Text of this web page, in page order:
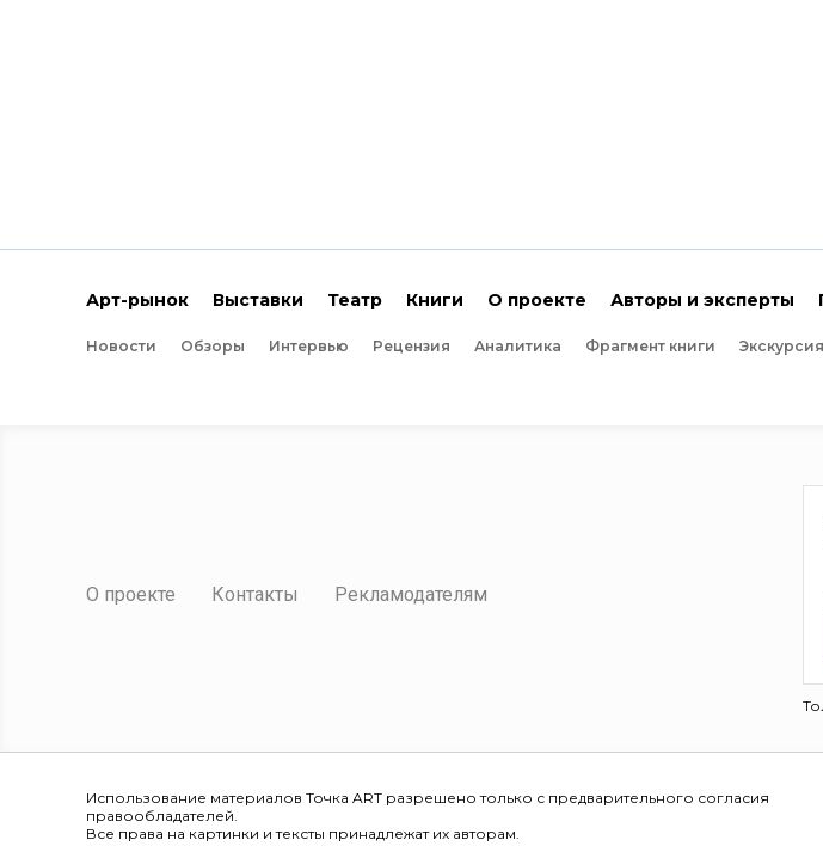
Арт-рынок Выставки Театр Книги О проекте Авторы и эксперты
Новости Обзоры Интервью Рецензия Аналитика Фрагмент книги Экскурсия
О проекте Контакты Рекламодателям
Использование материалов Точка ART разрешено только с предварительного согласия
правообладателей.
Все права на картинки и тексты принадлежат их авторам.